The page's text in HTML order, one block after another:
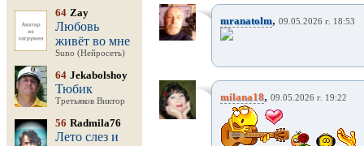
64 Zay
Любовь
живёт во мне
Suno (Нейросеть)
64 Jekabolshoy
Тюбик
Третьяков Виктор
56 Radmila76
Лето слез и
mranatolm, 09.05.2026 г. 18:53
milana18, 09.05.2026 г. 19:22